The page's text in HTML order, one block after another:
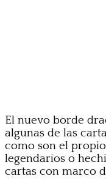
El nuevo borde
algunas de las
como son el
legendarios o
cartas con marco